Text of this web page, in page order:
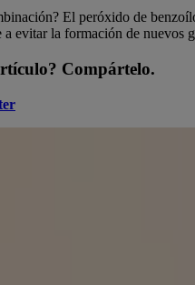
El peróxido de
a evitar la formación de nuevos
Compártelo.